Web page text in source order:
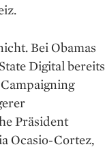
Bei Obamas
Digital bereits
Präsident
Ocasio-Cortez,